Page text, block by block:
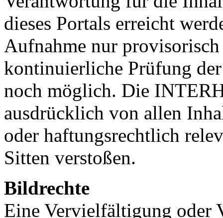
dieses Portals erreicht
Aufnahme nur
kontinuierliche Prüfung
noch möglich. Die
ausdrücklich von allen
oder haftungsrechtlich
Sitten verstoßen.
Bildrechte
Eine Vervielfältigung oder